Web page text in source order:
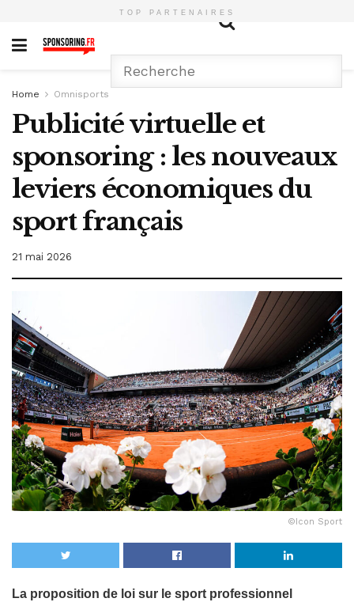
TOP PARTENAIRES
Home Omnisports
Publicité virtuelle et
sponsoring : les nouveaux
leviers économiques du
sport français
21 mai 2026
©Icon Sport
La proposition de loi sur le sport professionnel